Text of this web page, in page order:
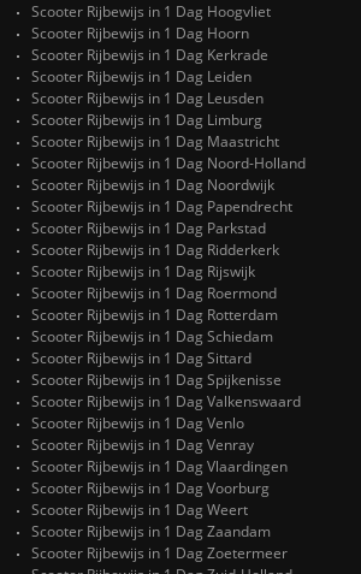
Scooter Rijbewijs in 1 Dag Hoogvliet
Scooter Rijbewijs in 1 Dag Hoorn
Scooter Rijbewijs in 1 Dag Kerkrade
Scooter Rijbewijs in 1 Dag Leiden
Scooter Rijbewijs in 1 Dag Leusden
Scooter Rijbewijs in 1 Dag Limburg
Scooter Rijbewijs in 1 Dag Maastricht
Scooter Rijbewijs in 1 Dag Noord-Holland
Scooter Rijbewijs in 1 Dag Noordwijk
Scooter Rijbewijs in 1 Dag Papendrecht
Scooter Rijbewijs in 1 Dag Parkstad
Scooter Rijbewijs in 1 Dag Ridderkerk
Scooter Rijbewijs in 1 Dag Rijswijk
Scooter Rijbewijs in 1 Dag Roermond
Scooter Rijbewijs in 1 Dag Rotterdam
Scooter Rijbewijs in 1 Dag Schiedam
Scooter Rijbewijs in 1 Dag Sittard
Scooter Rijbewijs in 1 Dag Spijkenisse
Scooter Rijbewijs in 1 Dag Valkenswaard
Scooter Rijbewijs in 1 Dag Venlo
Scooter Rijbewijs in 1 Dag Venray
Scooter Rijbewijs in 1 Dag Vlaardingen
Scooter Rijbewijs in 1 Dag Voorburg
Scooter Rijbewijs in 1 Dag Weert
Scooter Rijbewijs in 1 Dag Zaandam
Scooter Rijbewijs in 1 Dag Zoetermeer